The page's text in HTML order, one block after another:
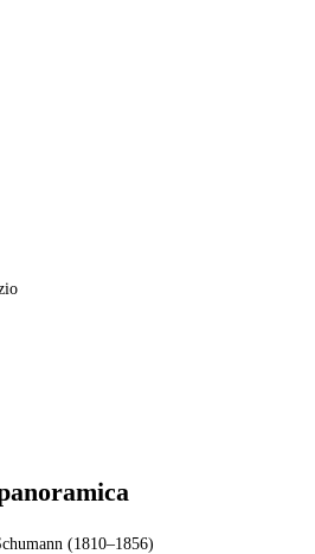
(1810–1856)